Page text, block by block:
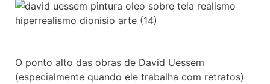
O ponto alto das obras de David Uessem
(especialmente quando ele trabalha com retratos)